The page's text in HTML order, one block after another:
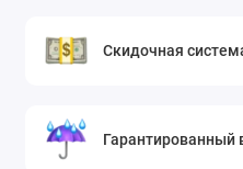
Скидочная
Гарантированный